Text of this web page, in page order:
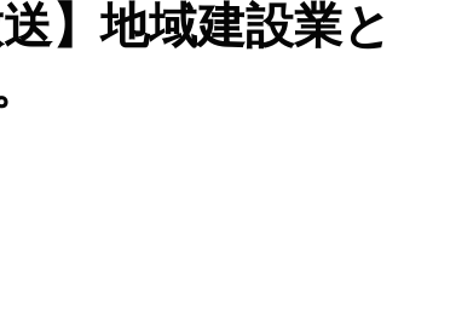
】地域建設業と